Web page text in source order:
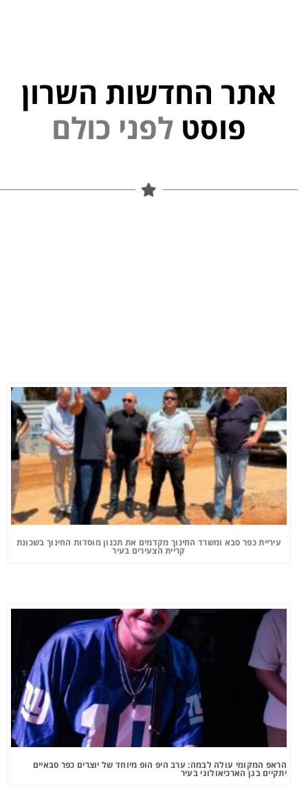
אתר החדשות השרון
פוסט
עיריית כפר סבא ומשרד החינוך מקדמים את תכנון מוסדות החינוך בשכונת
קריית הצעירים בעיר
הראפ המקומי עולה לבמה: ערב היפ הופ מיוחד של יוצרים כפר סבאיים
יתקיים בגן הארכיאולוגי בעיר